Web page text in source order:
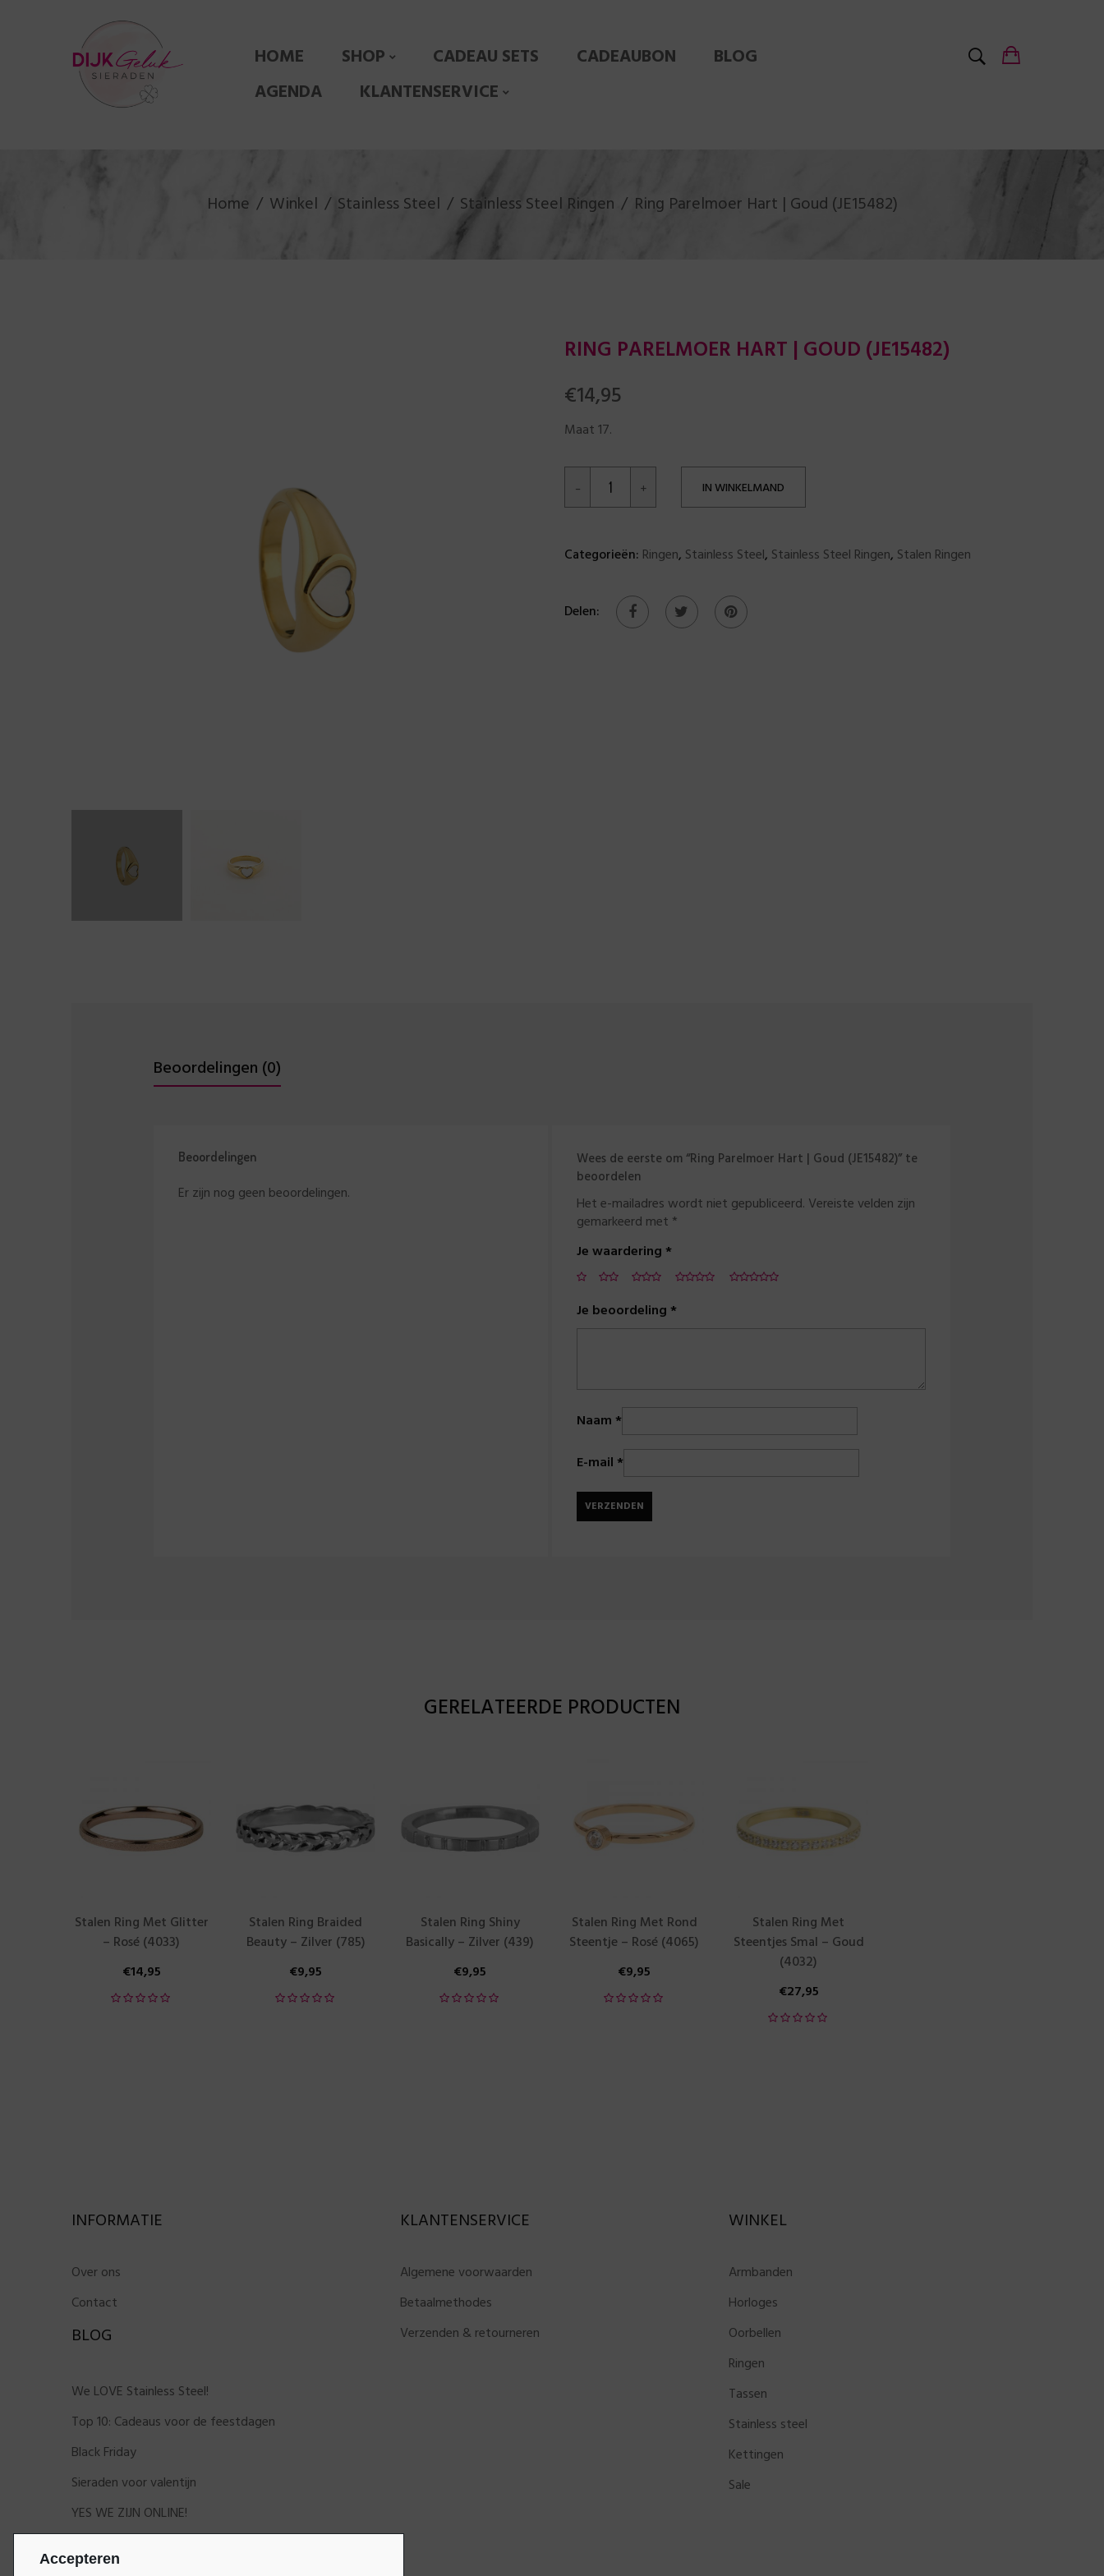
Accepteren
HOME SHOP CADEAU SETS CADEAUBON
BLOG
AGENDA
KLANTENSERVICE
Home Winkel Stainless Steel Stainless Steel Ringen Ring Parelmoer Hart | Goud (JE15482)
RING PARELMOER HART | GOUD (JE15482)
€14,95
Maat 17.
IN WINKELMAND
Categorieën: Ringen, Stainless Steel, Stainless Steel Ringen, Stalen Ringen
Delen:
Beoordelingen (0)
Beoordelingen
Er zijn nog geen beoordelingen.
Wees de eerste om “Ring Parelmoer Hart | Goud (JE15482)” te
beoordelen
Het e-mailadres wordt niet gepubliceerd. Vereiste velden zijn
gemarkeerd met *
Je waardering*
Je beoordeling*
Naam*
E-mail*
GERELATEERDE PRODUCTEN
Stalen Ring Met Glitter
– Rosé (4033)
€14,95
Stalen Ring Braided
Beauty – Zilver (785)
€9,95
Stalen Ring Shiny
Basically – Zilver (439)
€9,95
Stalen Ring Met Rond
Steentje – Rosé (4065)
€9,95
Stalen Ring Met
Steentjes Smal – Goud
(4032)
€27,95
INFORMATIE
Over ons
Contact
BLOG
We LOVE Stainless Steel!
Top 10: Cadeaus voor de feestdagen
Black Friday
Sieraden voor valentijn
YES WE ZIJN ONLINE!
KLANTENSERVICE
Algemene voorwaarden
Betaalmethodes
Verzenden & retourneren
WINKEL
Armbanden
Horloges
Oorbellen
Ringen
Tassen
Stainless steel
Kettingen
Sale